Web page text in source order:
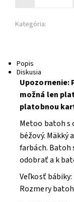
Kategória:
Popis
Diskusia
Upozornenie:
možná len
platobnou
Metoo batoh s
béžový. Mäkký
farbách. Batoh
odobrať a k
Veľkosť bábiky:
Rozmery